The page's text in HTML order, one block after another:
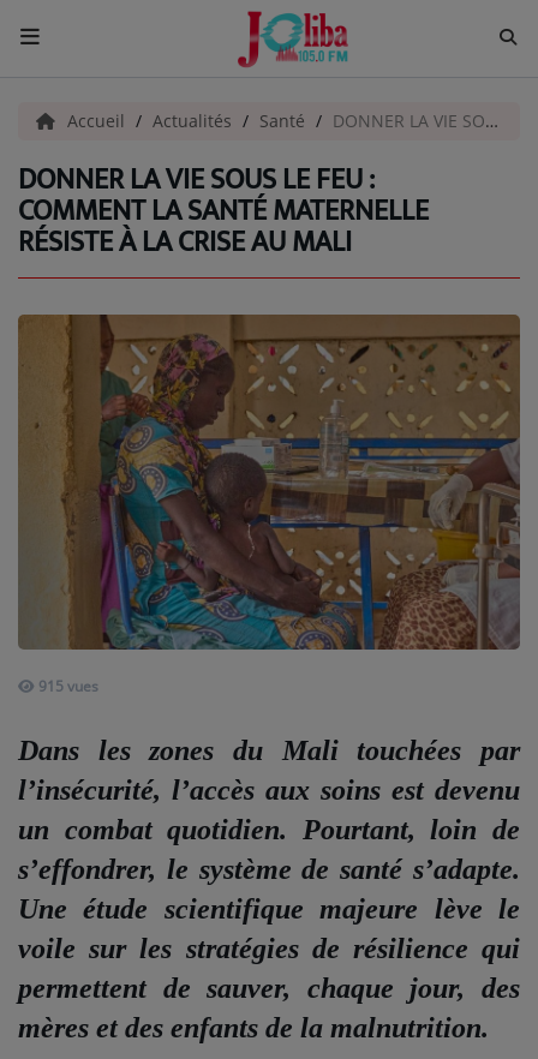
ACCUEIL
Pour Vous
ACTUALITÉS
EQUIPES
EVÈNEMENTS
Musique
TOP 10
ARTISTES
PLAYLIST
Médias
PHOTOS
PODCASTS
VIDÉOS
Joliba TV News / FM
NOTRE ACTU
Accueil Actualités Santé DONNER LA VIE SOUS LE FEU : COMMENT LA SANTÉ MATERNELLE RÉSISTE À LA CRISE AU MALI
DONNER LA VIE SOUS LE FEU :
COMMENT LA SANTÉ MATERNELLE
RÉSISTE À LA CRISE AU MALI
915 vues
Dans les zones du Mali touchées par
l’insécurité, l’accès aux soins est devenu
un combat quotidien. Pourtant, loin de
s’effondrer, le système de santé s’adapte.
Une étude scientifique majeure lève le
voile sur les stratégies de résilience qui
permettent de sauver, chaque jour, des
mères et des enfants de la malnutrition.